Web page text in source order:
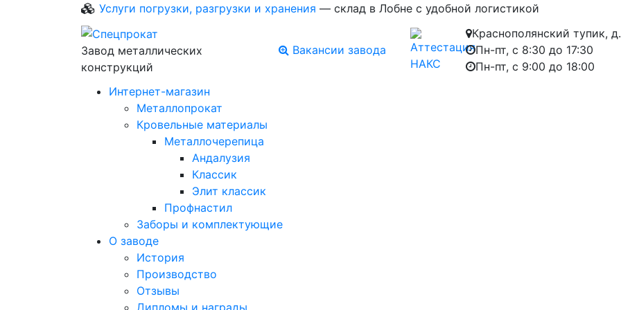
Услуги погрузки, разгрузки и хранения — склад в Лобне с удобной логистикой
Завод металлических
конструкций
Вакансии завода
Краснополянский тупик,
Пн-пт, с 8:30 до 17:30
Пн-пт, с 9:00 до 18:00
Интернет-магазин
Металлопрокат
Кровельные материалы
Металлочерепица
Андалузия
Классик
Элит классик
Профнастил
Заборы и комплектующие
О заводе
История
Производство
Отзывы
Дипломы и награды